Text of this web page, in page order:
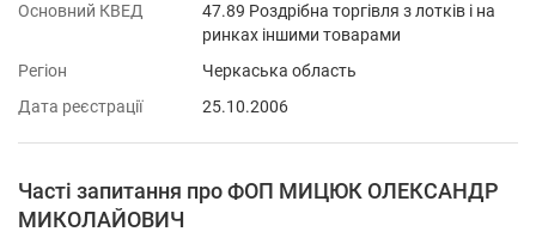
Основний КВЕД
47.89 Роздрібна торгівля з лотків і на
ринках іншими товарами
Регіон
Черкаська область
Дата реєстрації
25.10.2006
Часті запитання про ФОП МИЦЮК ОЛЕКСАНДР
МИКОЛАЙОВИЧ